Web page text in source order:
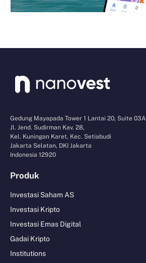
Gedung Mayapada Tower 1 Lantai 20, Suite 03A
Jl. Jend. Sudirman Kav. 28,
Kel. Kuningan Karet, Kec. Setiabudi
Jakarta Selatan, DKI Jakarta
Indonesia 12920
Produk
Investasi Saham AS
Investasi Kripto
Investasi Emas Digital
Gadai Kripto
Institutions